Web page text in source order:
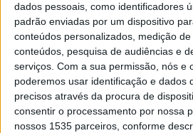
dados pessoais, como identificadores
padrão enviadas por um dispositivo
conteúdos personalizados, medição
conteúdos, pesquisa de audiências e
serviços. Com a sua permissão, nós e
poderemos usar identificação e dados
precisos através da procura de
consentir o processamento por nossa
nossos 1535 parceiros, conforme
O Comando Distrital de Castelo
decurso da sua atividade
combate à criminalidade, entre 30
fevereiro, registou na sua área de
rodoviários.
Segundo a nota da PSP enviada à